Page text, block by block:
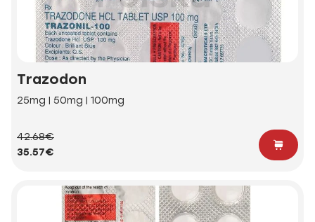
Trazodon
25mg | 50mg | 100mg
42.68€
35.57€